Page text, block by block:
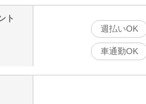
ト
週払いOK
車通勤OK